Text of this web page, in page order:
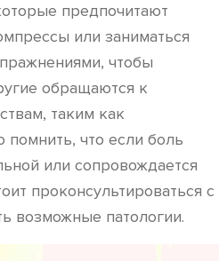
предпочитают
или заниматься
чтобы
обращаются к
таким как
что если боль
или сопровождается
проконсультироваться с
возможные патологии.